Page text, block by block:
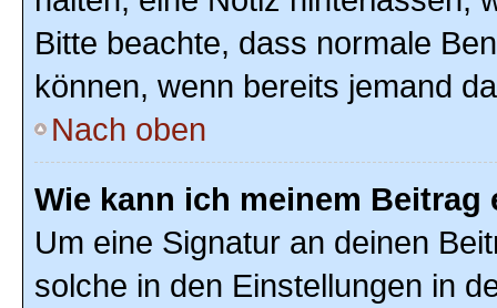
Bitte beachte, dass normale
können, wenn bereits jemand
Nach oben
Wie kann ich meinem
Um eine Signatur an deinen
solche in den Einstellungen in